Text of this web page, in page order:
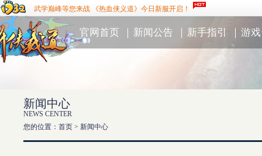
武学巅峰等您来战 《热血侠义道》今日新服开启！
官网首页 新闻公告 新手指引 ｜ 游
新闻中心
NEWS CENTER
您的位置：首页 > 新闻中心